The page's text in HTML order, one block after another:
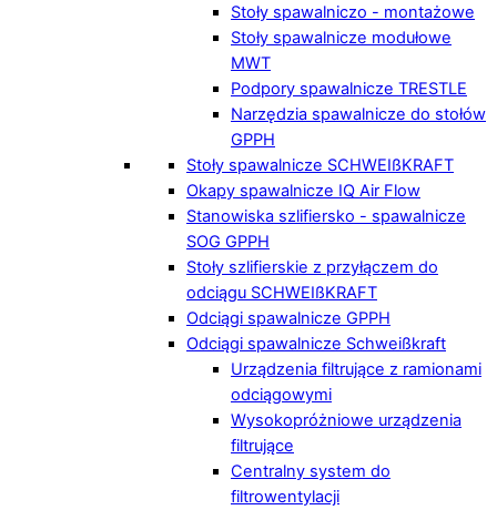
Stoły spawalniczo - montażowe
Stoły spawalnicze modułowe
MWT
Podpory spawalnicze TRESTLE
Narzędzia spawalnicze do stołów
GPPH
Stoły spawalnicze SCHWEIßKRAFT
Okapy spawalnicze IQ Air Flow
Stanowiska szlifiersko - spawalnicze
SOG GPPH
Stoły szlifierskie z przyłączem do
odciągu SCHWEIßKRAFT
Odciągi spawalnicze GPPH
Odciągi spawalnicze Schweißkraft
Urządzenia filtrujące z ramionami
odciągowymi
Wysokopróżniowe urządzenia
filtrujące
Centralny system do
filtrowentylacji